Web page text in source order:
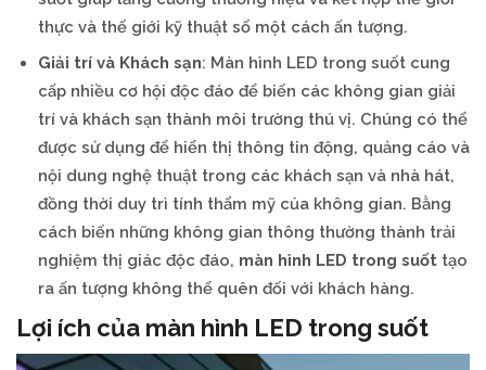
thực và thế giới kỹ thuật số một cách ấn tượng.
Giải trí và Khách sạn: Màn hình LED trong suốt cung
cấp nhiều cơ hội độc đáo để biến các không gian giải
trí và khách sạn thành môi trường thú vị. Chúng có thể
được sử dụng để hiển thị thông tin động, quảng cáo và
nội dung nghệ thuật trong các khách sạn và nhà hát,
đồng thời duy trì tính thẩm mỹ của không gian. Bằng
cách biến những không gian thông thường thành trải
nghiệm thị giác độc đáo, màn hình LED trong suốt tạo
ra ấn tượng không thể quên đối với khách hàng.
Lợi ích của màn hình LED trong suốt